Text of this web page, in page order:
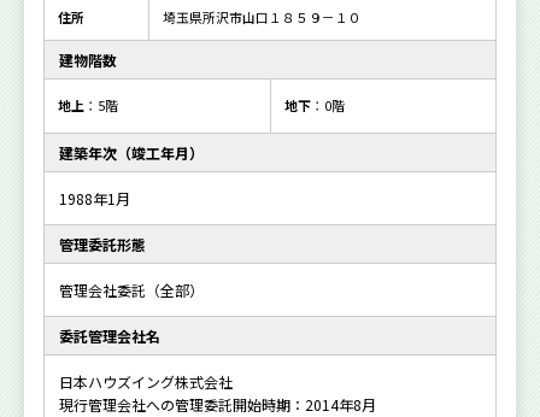
住所 埼玉県所沢市山口１８５９－１０
建物階数
地上 ：5階 地下：0階
建築年次（竣工年月）
1988年1月
管理委託形態
管理会社委託（全部）
委託管理会社名
日本ハウズイング株式会社
現行管理会社への管理委託開始時期：2014年8月